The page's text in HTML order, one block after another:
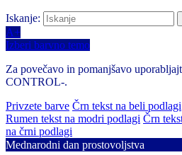
Iskanje:
A+
Izberi barvno temo
Za povečavo in pomanjšavo
CONTROL-.
Privzete barve Črn tekst na beli podlagi
Rumen tekst na modri podlagi Črn
na črni podlagi
Mednarodni dan prostovoljstva